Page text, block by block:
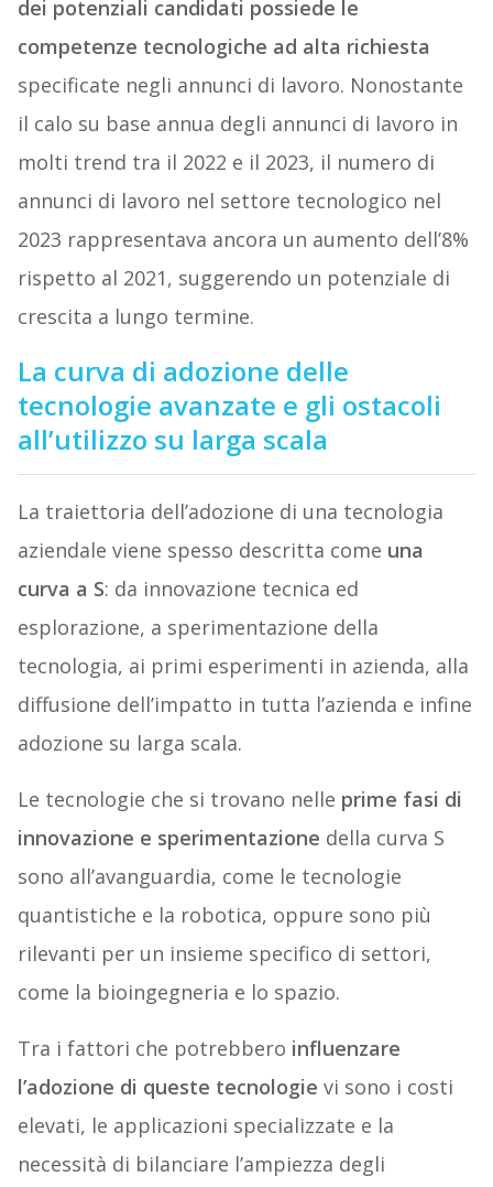
dei potenziali candidati possiede le
competenze tecnologiche ad alta richiesta
specificate negli annunci di lavoro. Nonostante
il calo su base annua degli annunci di lavoro in
molti trend tra il 2022 e il 2023, il numero di
annunci di lavoro nel settore tecnologico nel
2023 rappresentava ancora un aumento dell’8%
rispetto al 2021, suggerendo un potenziale di
crescita a lungo termine.
La curva di adozione delle
tecnologie avanzate e gli ostacoli
all’utilizzo su larga scala
La traiettoria dell’adozione di una tecnologia
aziendale viene spesso descritta come una
curva a S: da innovazione tecnica ed
esplorazione, a sperimentazione della
tecnologia, ai primi esperimenti in azienda, alla
diffusione dell’impatto in tutta l’azienda e infine
adozione su larga scala.
Le tecnologie che si trovano nelle prime fasi di
innovazione e sperimentazione della curva S
sono all’avanguardia, come le tecnologie
quantistiche e la robotica, oppure sono più
rilevanti per un insieme specifico di settori,
come la bioingegneria e lo spazio.
Tra i fattori che potrebbero influenzare
l’adozione di queste tecnologie vi sono i costi
elevati, le applicazioni specializzate e la
necessità di bilanciare l’ampiezza degli